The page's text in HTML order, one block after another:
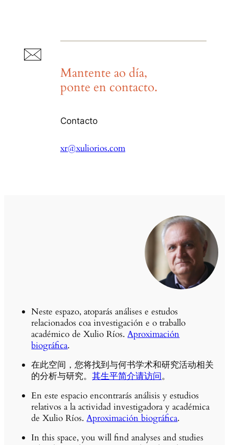
Mantente ao día,
ponte en contacto.
Contacto
xr@xuliorios.com
Neste espazo, atoparás análises e estudos
relacionados coa investigación e o traballo
académico de Xulio Ríos.Aproximación
biográfica.
在此空间，您将找到与何书学术和研究活动相关
的分析与研究。其生平简介请访问。
En este espacio encontrarás análisis y estudios
relativos a la actividad investigadora y académica
de Xulio Ríos.Aproximación biográfica.
In this space, you will find analyses and studies